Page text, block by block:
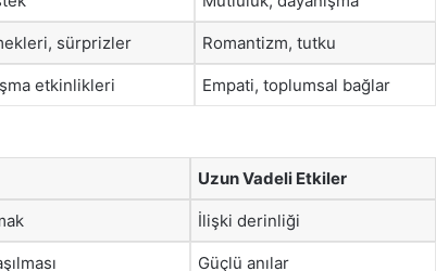
sürprizler Romantizm, tutku
etkinlikleri Empati, toplumsal bağlar
Uzun Vadeli Etkiler
İlişki derinliği
Güçlü anılar